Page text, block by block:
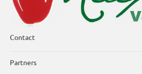
Contact
Partners